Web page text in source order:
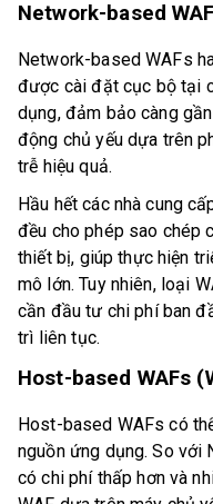
Network-based
Network-based WAFs
được cài đặt cục bộ tại
dụng, đảm bảo càng
động chủ yếu dựa trên
trễ hiệu quả.
Hầu hết các nhà cung
đều cho phép sao chép
thiết bị, giúp thực hiện
mô lớn. Tuy nhiên, loại
cần đầu tư chi phí ban
trì liên tục.
Host-based WAFs
Host-based WAFs có
nguồn ứng dụng. So với
có chi phí thấp hơn và